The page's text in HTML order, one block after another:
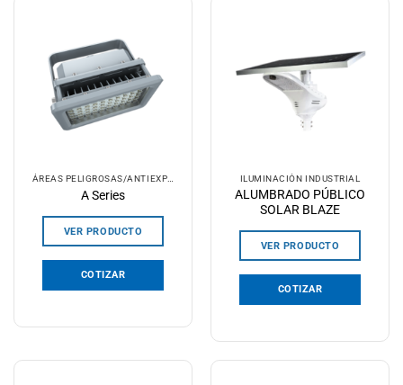
A Series
VER PRODUCTO
COTIZAR
ILUMINACIÓN INDUSTRIAL
ALUMBRADO PÚBLICO
SOLAR BLAZE
VER PRODUCTO
COTIZAR